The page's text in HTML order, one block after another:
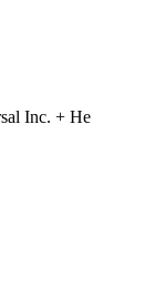
Inc. + He